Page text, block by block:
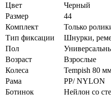
Цвет
Черный
Размер
44
Комплект
Только
Тип фиксации
Шнурки,
Пол
Возраст
Взрослые
Колеса
Tempish 80
Рама
PP/ NYLON
Ботинок
Нейлон со